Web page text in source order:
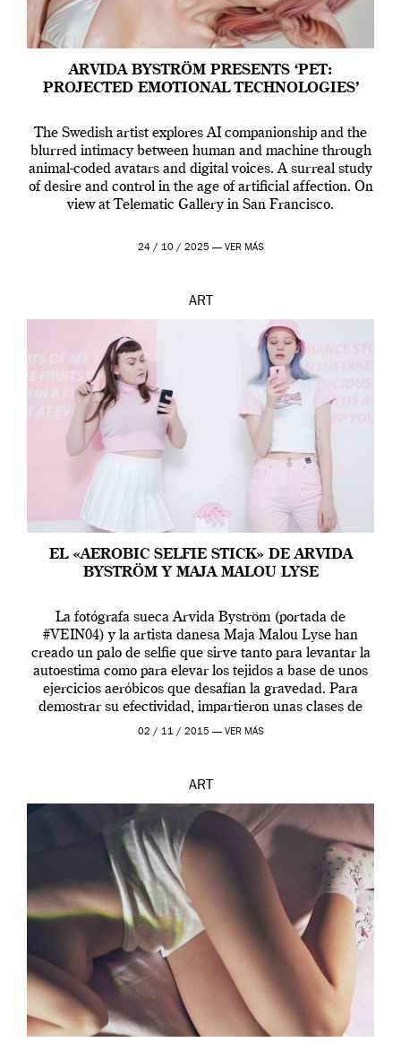
ARVIDA BYSTRÖM PRESENTS ‘PET:
PROJECTED EMOTIONAL TECHNOLOGIES’
The Swedish artist explores AI companionship and the
blurred intimacy between human and machine through
animal-coded avatars and digital voices. A surreal study
of desire and control in the age of artificial affection. On
view at Telematic Gallery in San Francisco.
24 / 10 / 2025 — VER MÁS
ART
EL «AEROBIC SELFIE STICK» DE ARVIDA
BYSTRÖM Y MAJA MALOU LYSE
La fotógrafa sueca Arvida Byström (portada de
#VEIN04) y la artista danesa Maja Malou Lyse han
creado un palo de selfie que sirve tanto para levantar la
autoestima como para elevar los tejidos a base de unos
ejercicios aeróbicos que desafían la gravedad. Para
demostrar su efectividad, impartieron unas clases de
prueba en el Tate […]
02 / 11 / 2015 — VER MÁS
ART